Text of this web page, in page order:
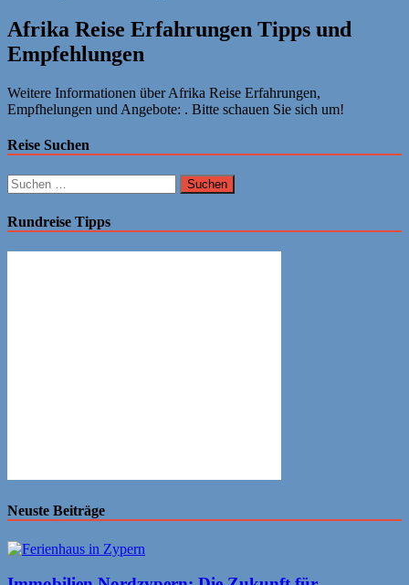
Afrika Reise Erfahrungen Tipps und
Empfehlungen
Weitere Informationen über Afrika Reise Erfahrungen,
Empfhelungen und Angebote: . Bitte schauen Sie sich um!
Reise Suchen
Suchen
nach:
Rundreise Tipps
Neuste Beiträge